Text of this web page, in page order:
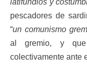
latifundios y
pescadores de
“un comunismo
al gremio, y que
colectivamente ante